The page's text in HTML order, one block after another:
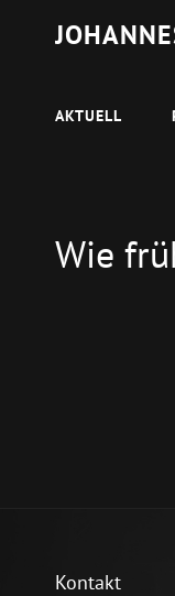
AKTUELL
Wie
Kontakt